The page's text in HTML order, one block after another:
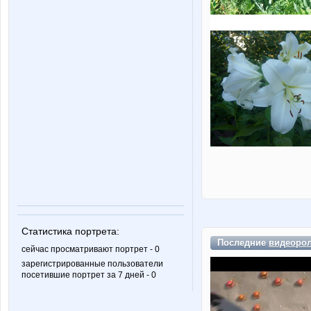
Статистика портрета:
сейчас просматривают портрет - 0
зарегистрированные пользователи
посетившие портрет за 7 дней - 0
Последние